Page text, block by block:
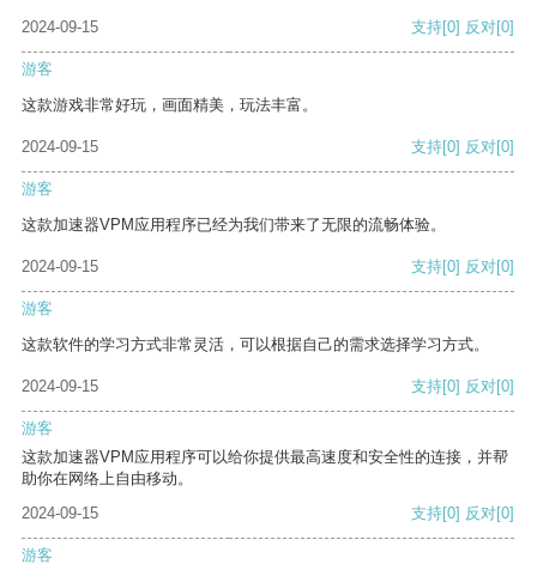
2024-09-15 支持[0] 反对[0]
游客
这款游戏非常好玩，画面精美，玩法丰富。
2024-09-15 支持[0] 反对[0]
游客
这款加速器VPM应用程序已经为我们带来了无限的流畅体验。
2024-09-15 支持[0] 反对[0]
游客
这款软件的学习方式非常灵活，可以根据自己的需求选择学习方式。
2024-09-15 支持[0] 反对[0]
游客
这款加速器VPM应用程序可以给你提供最高速度和安全性的连接，并帮
助你在网络上自由移动。
2024-09-15
支持[0] 反对[0]
游客